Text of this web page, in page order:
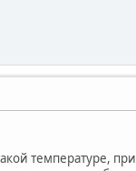
температуре,